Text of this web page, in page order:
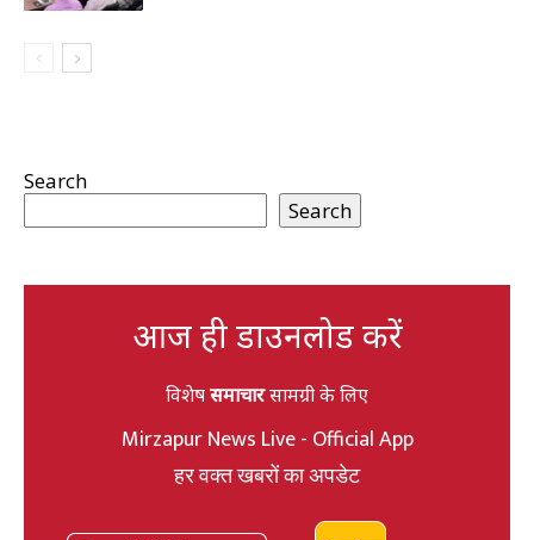
Search
Search
आज ही डाउनलोड करें
विशेषसमाचारसामग्री के लिए
Mirzapur News Live - Official App
हर वक्त खबरों का अपडेट